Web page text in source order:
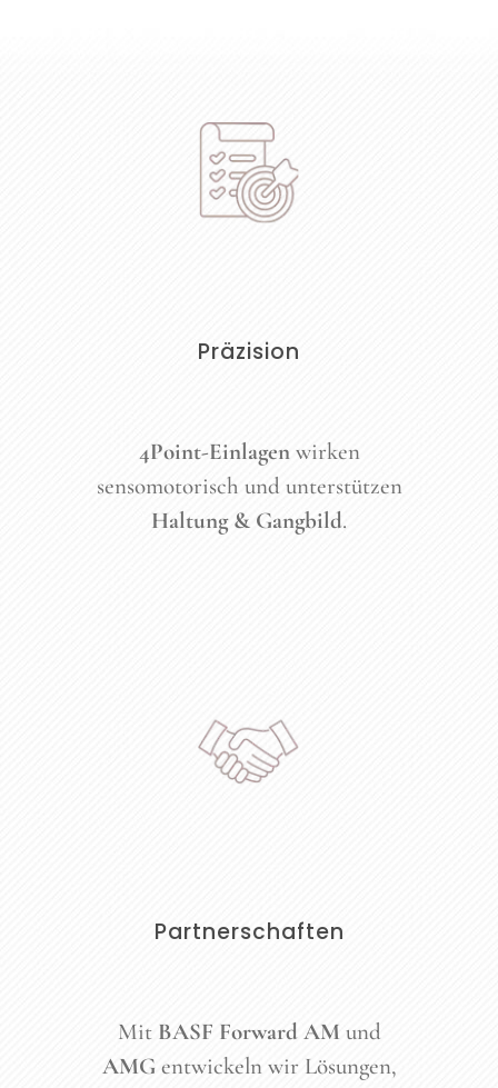
Präzision
4Point-Einlagenwirken
sensomotorisch und unterstützen
Haltung & Gangbild.
Partnerschaften
Mit BASF Forward AMund
AMG entwickeln wir Lösungen,